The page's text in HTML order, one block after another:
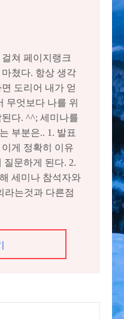
쳐 페이지랭크
쳤다. 항상 생각
도리어 내가 얻
무엇보다 나를 위
다. ^^; 세미나를
부분은.. 1. 발표
게 정확히 이유
질문하게 된다. 2.
세미나 참석자와
라는것과 다른점